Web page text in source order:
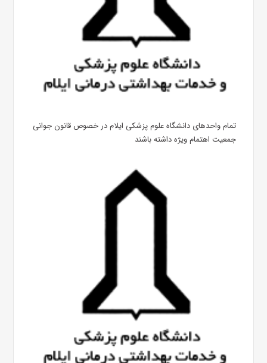
تمام واحدهای دانشگاه علوم پزشکی ایلام در خصوص قانون جوانی
جمعیت اهتمام ویژه داشته باشند